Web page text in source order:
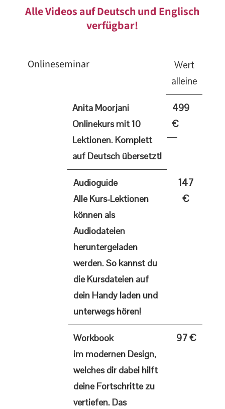
Alle Videos auf Deutsch und Englisch
verfügbar!
Onlineseminar
Wert
alleine
Anita Moorjani
Onlinekurs mit 10
Lektionen. Komplett
auf Deutsch übersetzt!
499
€
Audioguide
Alle Kurs-Lektionen
können als
Audiodateien
heruntergeladen
werden. So kannst du
die Kursdateien auf
dein Handy laden und
unterwegs hören!
147
€
Workbook
im modernen Design,
welches dir dabei hilft
deine Fortschritte zu
vertiefen. Das
97 €